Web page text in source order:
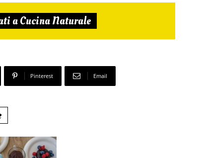
a Cucina Naturale
Pinterest Email